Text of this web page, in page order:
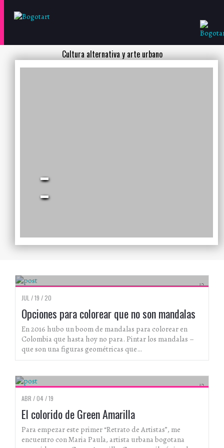
Cultura alternativa y arte urbano
ARTISTAS
JUL / 19 / 20
Opciones para colorear que no son mandalas
En 2016 hubo un boom de mandalas para colorear en
Colombia que hasta hoy no para. Pintar los mandalas –
que son una figuras geométricas que…
ABR / 04 / 19
El colorido de Green Amarilla
Para empezar este primer “Retrato de Artistas”, me
encuentro con Maria Paula, artista urbana bogotana